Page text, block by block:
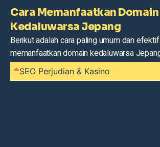
Cara Memanfaatkan Domain
Kedaluwarsa Jepang
Berikut adalah cara paling umum dan
memanfaatkan domain kedaluwarsa
SEO Perjudian & Kasino